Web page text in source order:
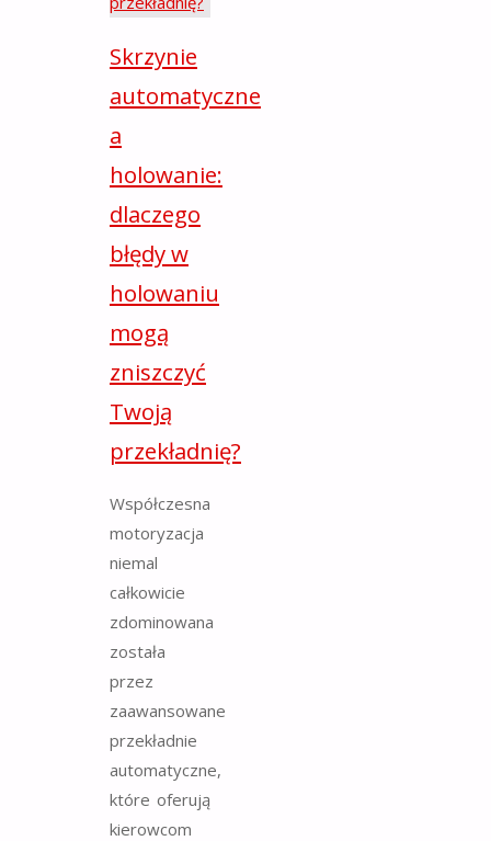
Skrzynie
automatyczne
a
holowanie:
dlaczego
błędy w
holowaniu
mogą
zniszczyć
Twoją
przekładnię?
Współczesna
motoryzacja
niemal
całkowicie
zdominowana
została
przez
zaawansowane
przekładnie
automatyczne,
które oferują
kierowcom